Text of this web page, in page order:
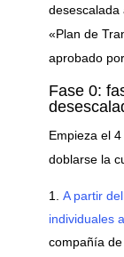
desescalada
«Plan de
aprobado
Fase 0:
Empieza el
doblarse la
A partir
individuales
compañía